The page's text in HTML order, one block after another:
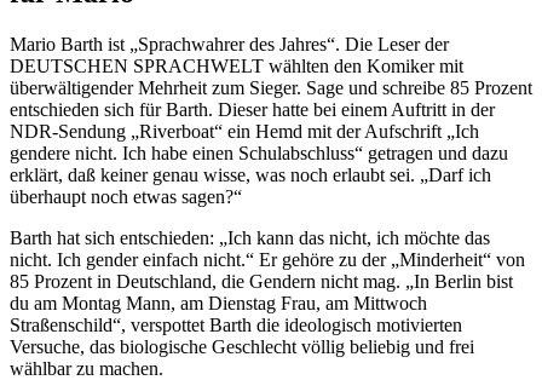
Mario Barth ist „Sprachwahrer des Jahres“. Die Leser der
DEUTSCHEN SPRACHWELT wählten den Komiker mit
überwältigender Mehrheit zum Sieger. Sage und schreibe 85 Prozent
entschieden sich für Barth. Dieser hatte bei einem Auftritt in der
NDR-Sendung „Riverboat“ ein Hemd mit der Aufschrift „Ich
gendere nicht. Ich habe einen Schulabschluss“ getragen und dazu
erklärt, daß keiner genau wisse, was noch erlaubt sei. „Darf ich
überhaupt noch etwas sagen?“
Barth hat sich entschieden: „Ich kann das nicht, ich möchte das
nicht. Ich gender einfach nicht.“ Er gehöre zu der „Minderheit“ von
85 Prozent in Deutschland, die Gendern nicht mag. „In Berlin bist
du am Montag Mann, am Dienstag Frau, am Mittwoch
Straßenschild“, verspottet Barth die ideologisch motivierten
Versuche, das biologische Geschlecht völlig beliebig und frei
wählbar zu machen.